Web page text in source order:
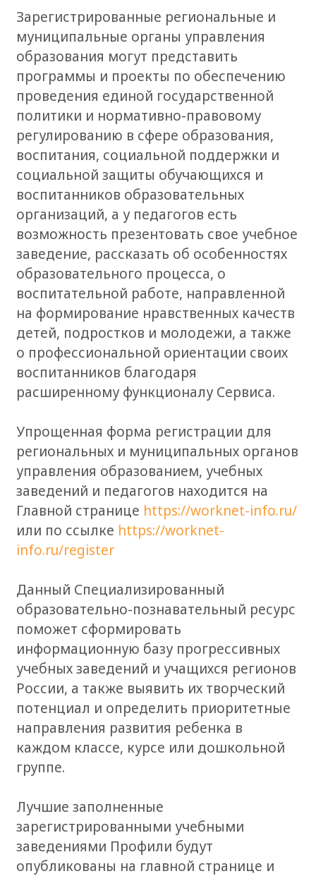
Зарегистрированные региональные и
муниципальные органы управления
образования могут представить
программы и проекты по обеспечению
проведения единой государственной
политики и нормативно-правовому
регулированию в сфере образования,
воспитания, социальной поддержки и
социальной защиты обучающихся и
воспитанников образовательных
организаций, а у педагогов есть
возможность презентовать свое учебное
заведение, рассказать об особенностях
образовательного процесса, о
воспитательной работе, направленной
на формирование нравственных качеств
детей, подрoстков и молодежи, а также
о профессиональной ориентации своих
воспитанников благодаря
расширенному функционалу Сервиса.
Упрощенная форма регистрации для
региональных и муниципальных органов
управления образованием, учебных
заведений и педагогов находится на
Главной странице https://worknet-info.ru/
или по ссылке https://worknet-
info.ru/register
Данный Специализированный
образовательно-познавательный ресурс
поможет сформировать
информационную базу прогрессивных
учебных заведений и учащихся регионов
России, а также выявить их творческий
потенциал и определить приоритетные
направления развития ребенка в
каждом классе, курсе или дошкольной
группе.
Лучшие заполненные
зарегистрированными учебными
заведениями Профили будут
опубликованы на главной странице и